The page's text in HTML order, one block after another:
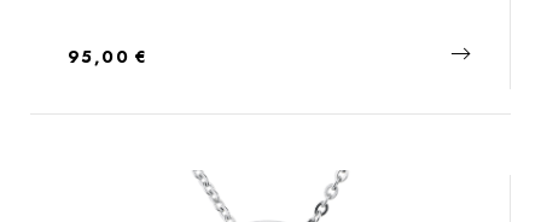
Regulärer Preis:
95,00 €